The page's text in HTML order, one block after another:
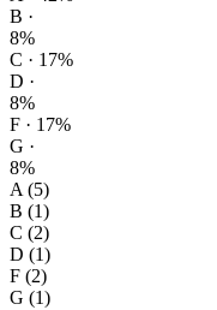
B ·
8%
C · 17%
D ·
8%
F · 17%
G ·
8%
A (5)
B (1)
C (2)
D (1)
F (2)
G (1)